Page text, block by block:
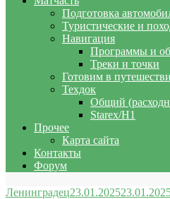
Подготовка
Туристические и
Навигация
Программы и
Треки и точки
Готовим в
Техдок
Общий
Starex/H1
Прочее
Карта сайта
Контакты
Форум
Ленинградец23.01.2025